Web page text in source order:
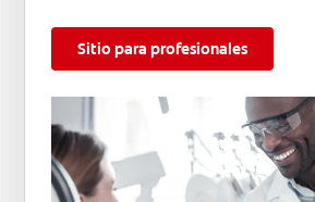
Sitio para profesionales